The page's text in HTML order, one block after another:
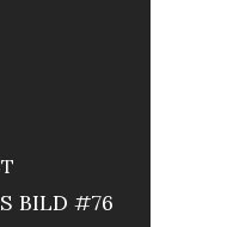
BILD #76